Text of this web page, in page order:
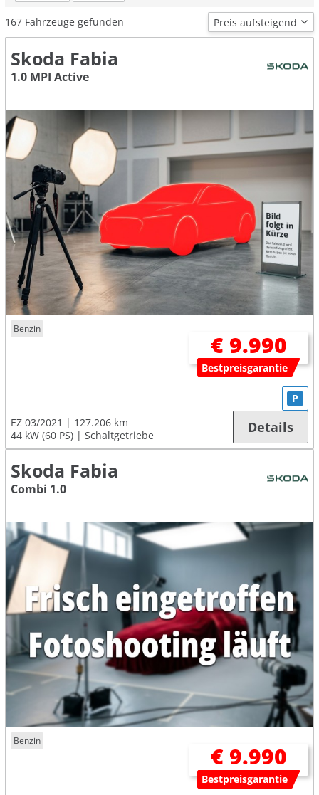
167 Fahrzeuge gefunden
Skoda Fabia
1.0 MPI Active
Benzin
€ 9.990
Bestpreisgarantie
EZ 03/2021
127.206 km
44 kW (60 PS)
Schaltgetriebe
P
Details
Skoda Fabia
Combi 1.0
Benzin
€ 9.990
Bestpreisgarantie